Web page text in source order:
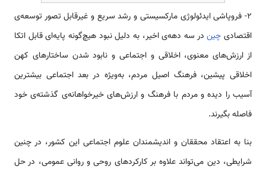
2- فروپاشی ایدئولوژی مارکسیستی و رشد سریع و غیرقابل تصور توسعه‌­ی
اقتصادی چیندر سه دهه‌­ی اخیر، به دلیل نبود هیچ­‌گونه پایه­‌ای قابل اتکا
از ارزش‌­های معنوی، اخلاقی و اجتماعی و نابود شدن ساختارهای کهن
اخلاقی پیشین، فرهنگ اصیل مردم، به‌ویژه در بعد اجتماعی بیشترین
آسیب را دیده و مردم با فرهنگ و ارزش‌های خیرخواهانه‌­ی گذشته‌­ی خود
فاصله بگیرند.
بنا به اعتقاد محققان و اندیشمندان علوم اجتماعی این کشور، در چنین
شرایطی، دین می­‌تواند علاوه بر کارکردهای روحی و روانی عمومی، در حل